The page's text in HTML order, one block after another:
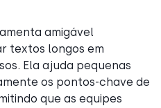
amigável
textos longos em
Ela ajuda pequenas
os pontos-chave de
que as equipes